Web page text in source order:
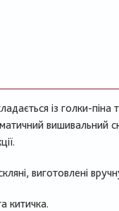
із голки-
вишивальний
виготовлені
китичка.